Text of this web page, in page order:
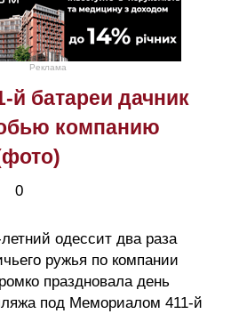
Реклама
й батареи дачник
компанию
0
одессит два раза
ружья по компании
праздновала день
под Мемориалом 411-й